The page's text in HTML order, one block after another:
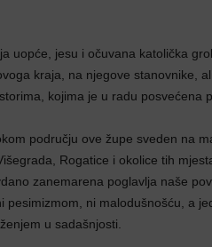
uopće, jesu i očuvana katolička
kraja, na njegove stanovnike,
kojima je u radu posvećena
području ove župe sveden na
Rogatice i okolice tih
zanemarena poglavlja naše
ni malodušnošću, a
u sadašnjosti.